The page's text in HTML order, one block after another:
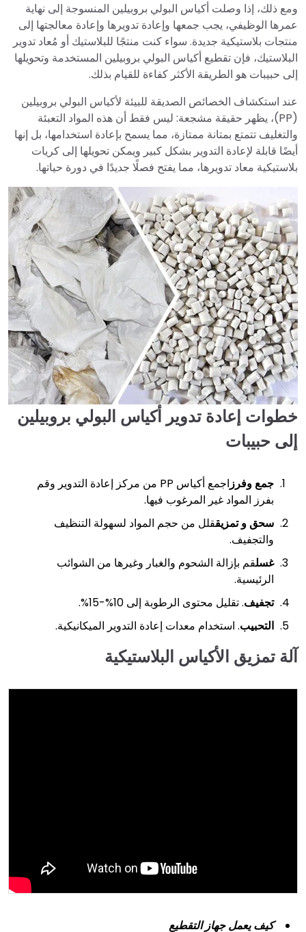
ومع ذلك، إذا وصلت أكياس البولي بروبيلين المنسوجة إلى نهاية
عمرها الوظيفي، يجب جمعها وإعادة تدويرها وإعادة معالجتها إلى
منتجات بلاستيكية جديدة. سواء كنت منتجًا للبلاستيك أو مُعاد تدوير
البلاستيك، فإن تقطيع أكياس البولي بروبيلين المستخدمة وتحويلها
إلى حبيبات هو الطريقة الأكثر كفاءة للقيام بذلك.
عند استكشاف الخصائص الصديقة للبيئة لأكياس البولي بروبيلين
(PP)، يظهر حقيقة مشجعة: ليس فقط أن هذه المواد التعبئة
والتغليف تتمتع بمتانة ممتازة، مما يسمح بإعادة استخدامها، بل إنها
أيضًا قابلة لإعادة التدوير بشكل كبير ويمكن تحويلها إلى كريات
بلاستيكية معاد تدويرها، مما يفتح فصلًا جديدًا في دورة حياتها.
خطوات إعادة تدوير أكياس البولي بروبيلين
إلى حبيبات
جمع وفرز
اجمع أكياس PP من مركز إعادة التدوير وقم
بفرز المواد غير المرغوب فيها.
سحق و تمزيققلل من حجم المواد لسهولة التنظيف
والتجفيف.
غسلقم بإزالة الشحوم والغبار وغيرها من الشوائب
الرئيسية.
تجفيف. تقليل محتوى الرطوبة إلى 10%-15%.
التحبيب. استخدام معدات إعادة التدوير الميكانيكية.
آلة تمزيق الأكياس البلاستيكية
كيف يعمل جهاز التقطيع